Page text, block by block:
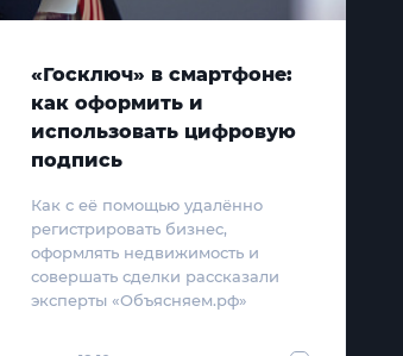
«Госключ» в смартфоне:
как оформить и
использовать цифровую
подпись
Как с её помощью удалённо
регистрировать бизнес,
оформлять недвижимость и
совершать сделки рассказали
эксперты «Объясняем.рф»